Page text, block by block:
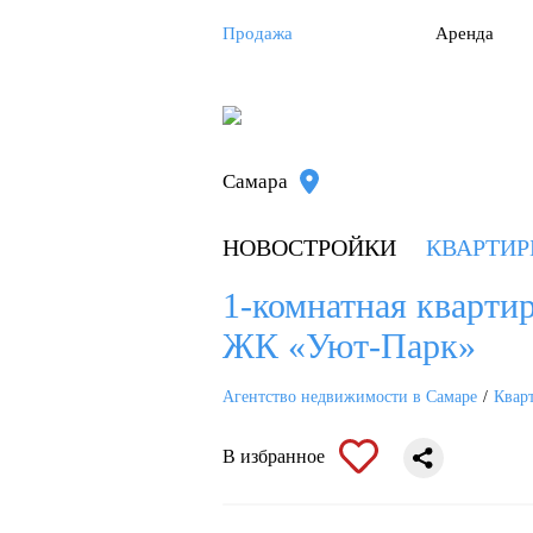
Продажа Аренда
Самара
НОВОСТРОЙКИ
1-комнатная
ЖК «Уют-Парк»
Агентство недвижимости в Самаре
В избранное